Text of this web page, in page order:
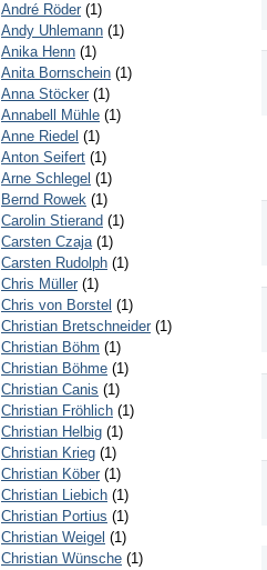
André Röder (1)
Andy Uhlemann (1)
Anika Henn (1)
Anita Bornschein (1)
Anna Stöcker (1)
Annabell Mühle (1)
Anne Riedel (1)
Anton Seifert (1)
Arne Schlegel (1)
Bernd Rowek (1)
Carolin Stierand (1)
Carsten Czaja(1)
Carsten Rudolph (1)
Chris Müller (1)
Chris von Borstel (1)
Christian Bretschneider (1)
Christian Böhm (1)
Christian Böhme (1)
Christian Canis (1)
Christian Fröhlich (1)
Christian Helbig (1)
Christian Krieg (1)
Christian Köber (1)
Christian Liebich (1)
Christian Portius (1)
Christian Weigel (1)
Christian Wünsche (1)